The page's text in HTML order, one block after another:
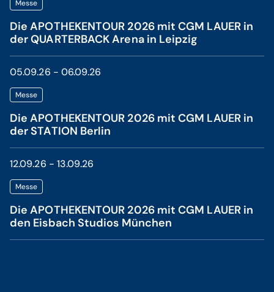
Messe
Die APOTHEKENTOUR 2026 mit CGM LAUER in
der QUARTERBACK Arena in Leipzig
05.09.26 - 06.09.26
Messe
Die APOTHEKENTOUR 2026 mit CGM LAUER in
der STATION Berlin
12.09.26 - 13.09.26
Messe
Die APOTHEKENTOUR 2026 mit CGM LAUER in
den Eisbach Studios München